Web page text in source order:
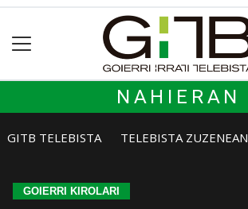
NAHIERAN
GITB TELEBISTA TELEBISTA ZUZENEAN
GOIERRI KIROLARI